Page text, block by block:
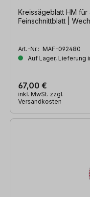
Kreissägeblatt HM für
Feinschnittblatt |
Art.-Nr.: MAF-092480
Auf Lager, Lieferung
67,00 €
inkl. MwSt. zzgl.
Versandkosten